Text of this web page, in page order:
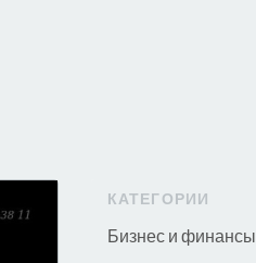
КАТЕГОРИИ
Бизнес и финансы